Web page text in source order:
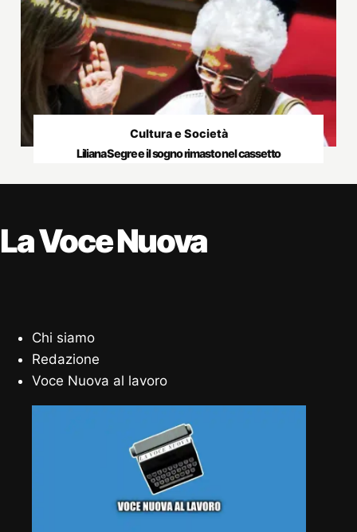
Cultura e Società
Liliana Segre e il sogno rimasto nel cassetto
La Voce Nuova
Chi siamo
Redazione
Voce Nuova al lavoro